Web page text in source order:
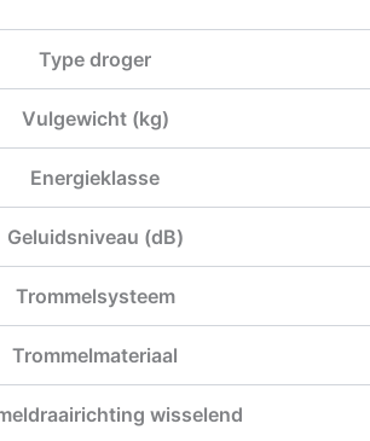
Type droger
Vulgewicht (kg)
Energieklasse
Geluidsniveau (dB)
Trommelsysteem
Trommelmateriaal
wisselend